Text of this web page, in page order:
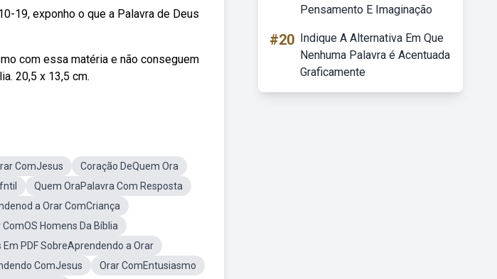
19, exponho o que a Palavra de Deus
com essa matéria e não conseguem
20,5 x 13,5 cm.
ComJesus
Coração DeQuem Ora
Quem OraPalavra Com Resposta
a Orar ComCriança
Homens Da Bíblia
PDF SobreAprendendo a Orar
ComJesus
Orar ComEntusiasmo
Pensamento E Imaginação
#20 Indique A Alternativa Em Que
Nenhuma Palavra é Acentuada
Graficamente